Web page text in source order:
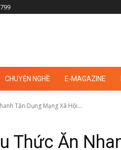
CHUYỆN NGHỀ E-MAGAZINE
Tận Dụng Mạng Xã Hội...
Thức Ăn